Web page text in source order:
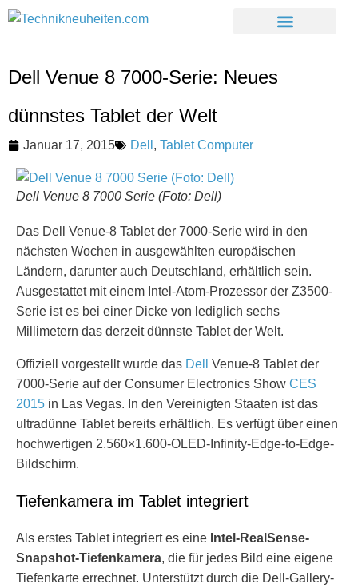
Dell Venue 8 7000-Serie: Neues
dünnstes Tablet der Welt
Januar 17, 2015 Dell , Tablet Computer
Dell Venue 8 7000 Serie (Foto: Dell)
Das Dell Venue-8 Tablet der 7000-Serie wird in den
nächsten Wochen in ausgewählten europäischen
Ländern, darunter auch Deutschland, erhältlich sein.
Ausgestattet mit einem Intel-Atom-Prozessor der Z3500-
Serie ist es bei einer Dicke von lediglich sechs
Millimetern das derzeit dünnste Tablet der Welt.
Offiziell vorgestellt wurde das Dell
Venue-8 Tablet der
7000-Serie auf der Consumer Electronics Show CES
2015 in Las Vegas. In den Vereinigten Staaten ist das
ultradünne Tablet bereits erhältlich. Es verfügt über einen
hochwertigen 2.560×1.600-OLED-Infinity-Edge-to-Edge-
Bildschirm.
Tiefenkamera im Tablet integriert
Als erstes Tablet integriert es eine Intel-RealSense-
Snapshot-Tiefenkamera, die für jedes Bild eine eigene
Tiefenkarte errechnet. Unterstützt durch die Dell-Gallery-